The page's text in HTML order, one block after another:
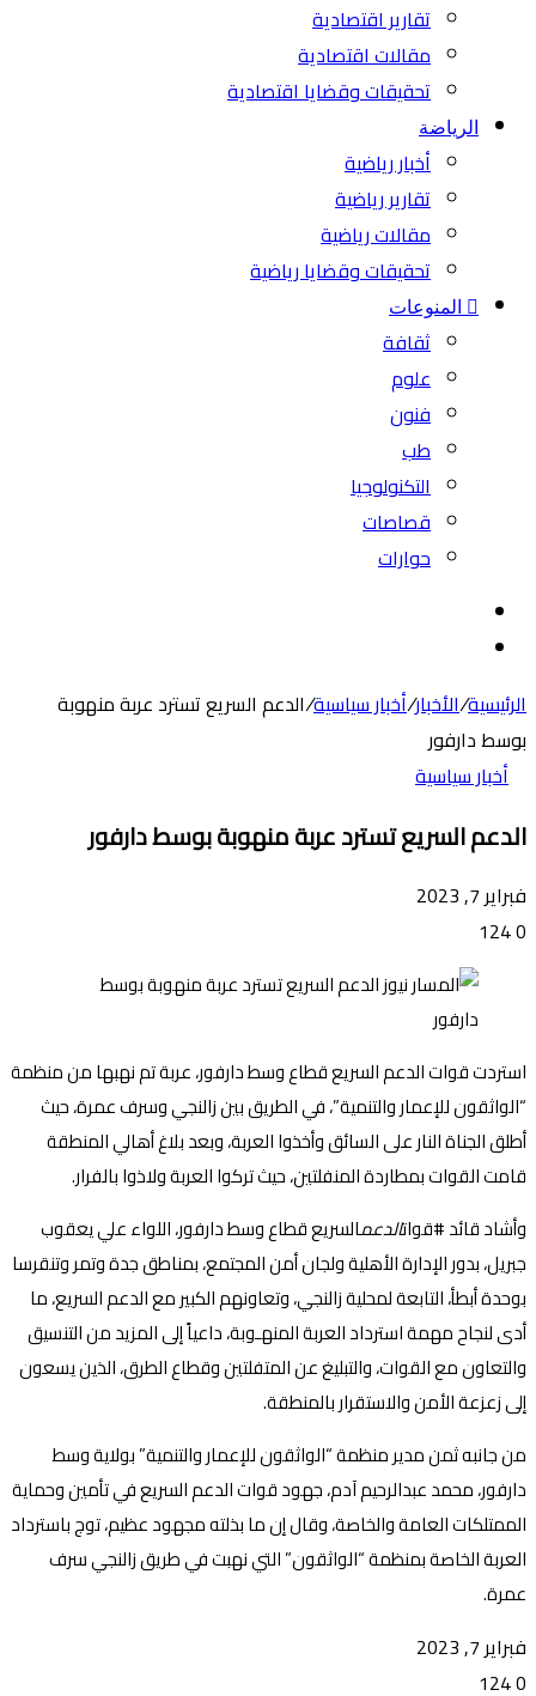
تقارير اقتصادية
مقالات اقتصادية
تحقيقات وقضايا اقتصادية
الرياضة
أخبار رياضية
تقارير رياضية
مقالات رياضية
تحقيقات وقضايا رياضية
المنوعات
ثقافة
علوم
فنون
طب
التكنولوجيا
قصاصات
حوارات
الرئيسية/الأخبار/أخبار سياسية/الدعم السريع تسترد عربة منهوبة
بوسط دارفور
أخبار سياسية
الدعم السريع تسترد عربة منهوبة بوسط دارفور
فبراير 7, 2023
0
استردت قوات الدعم السريع قطاع وسط دارفور، عربة تم نهبها من منظمة
“الواثقون للإعمار والتنمية”، في الطريق بين زالنجي وسرف عمرة، حيث
أطلق الجناة النار على السائق وأخذوا العربة، وبعد بلاغ أهالي المنطقة
قامت القوات بمطاردة المنفلتين، حيث تركوا العربة ولاذوا بالفرار.
وأشاد قائد #قواتالدعمالسريع قطاع وسط دارفور، اللواء علي يعقوب
جبريل، بدور الإدارة الأهلية ولجان أمن المجتمع، بمناطق جدة وتمر وتنقرسا
بوحدة أبطأ، التابعة لمحلية زالنجي، وتعاونهم الكبير مع الدعم السريع، ما
أدى لنجاح مهمة استرداد العربة المنهـوبة، داعياً إلى المزيد من التنسيق
والتعاون مع القوات، والتبليغ عن المتفلتين وقطاع الطرق، الذين يسعون
إلى زعزعة الأمن والاستقرار بالمنطقة.
من جانبه ثمن مدير منظمة “الواثقون للإعمار والتنمية” بولاية وسط
دارفور، محمد عبدالرحيم آدم، جهود قوات الدعم السريع في تأمين وحماية
الممتلكات العامة والخاصة، وقال إن ما بذلته مجهود عظيم، توج باسترداد
العربة الخاصة بمنظمة “الواثقون” التي نهبت في طريق زالنجي سرف
عمرة.
فبراير 7, 2023
0